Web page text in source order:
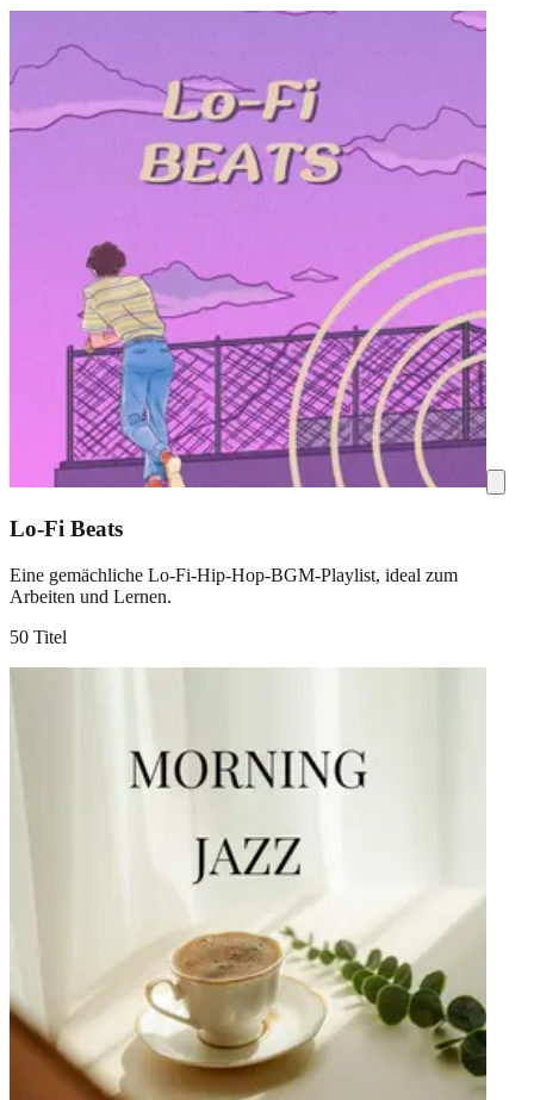
Lo-Fi Beats
Eine gemächliche Lo-Fi-Hip-Hop-BGM-Playlist, ideal zum
Arbeiten und Lernen.
50 Titel